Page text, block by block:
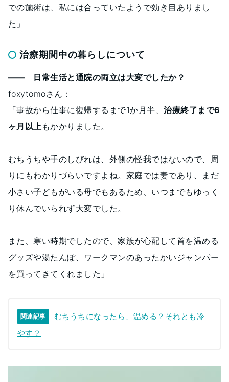
での施術は、私には合っていたようで効き目ありまし
た」
治療期間中の暮らしについて
―― 日常生活と通院の両立は大変でしたか？
foxytomoさん：
「事故から仕事に復帰するまで1か月半、治療終了まで6
ヶ月以上 もかかりました。
むちうちや手のしびれは、外側の怪我ではないので、周
りにもわかりづらいですよね。家庭では妻であり、まだ
小さい子どもがいる母でもあるため、いつまでもゆっく
り休んでいられず大変でした。
また、寒い時期でしたので、家族が心配して首を温める
グッズや湯たんぽ、ワークマンのあったかいジャンパー
を買ってきてくれました」
関連記事
むちうちになったら、温める？それとも冷
やす？